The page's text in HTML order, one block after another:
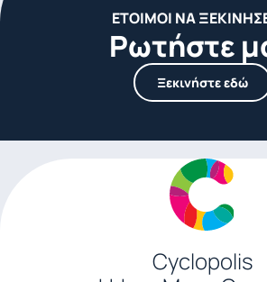
ΈΤΟΙΜΟΙ ΝΑ
Ρωτήστε
Ξεκινήστε εδώ
Cyclopolis